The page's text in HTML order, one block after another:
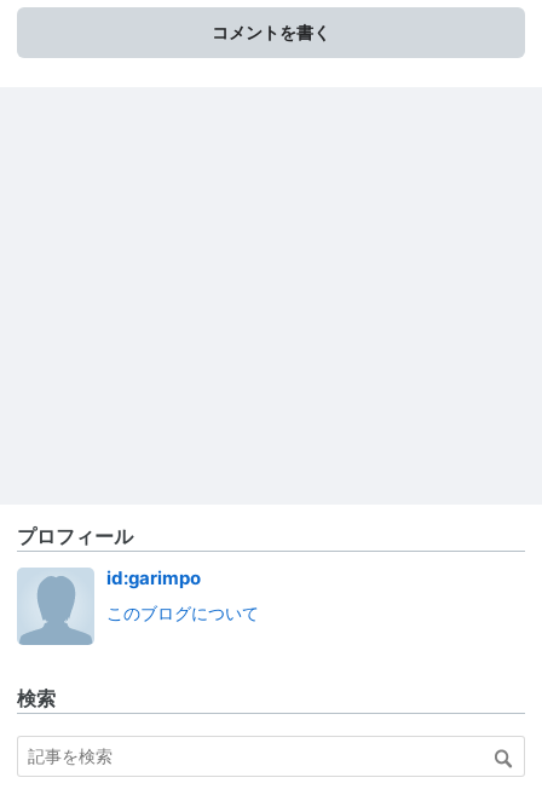
コメントを書く
プロフィール
id:garimpo
このブログについて
検索